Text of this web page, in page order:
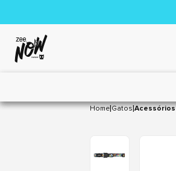
Home|Gatos|Acessórios